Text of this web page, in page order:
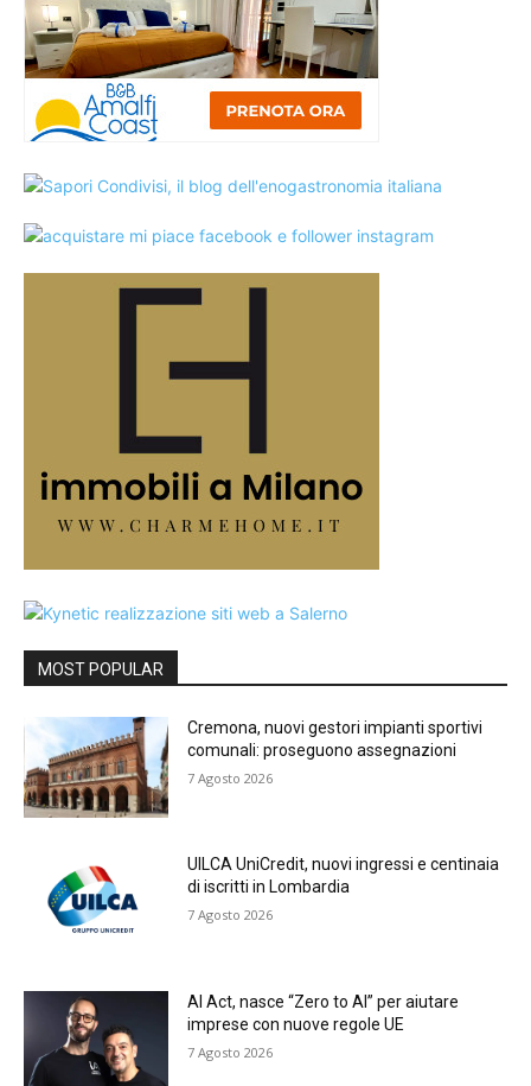
MOST POPULAR
Cremona, nuovi gestori impianti sportivi
comunali: proseguono assegnazioni
7 Agosto 2026
UILCA UniCredit, nuovi ingressi e centinaia
di iscritti in Lombardia
7 Agosto 2026
AI Act, nasce “Zero to AI” per aiutare
imprese con nuove regole UE
7 Agosto 2026